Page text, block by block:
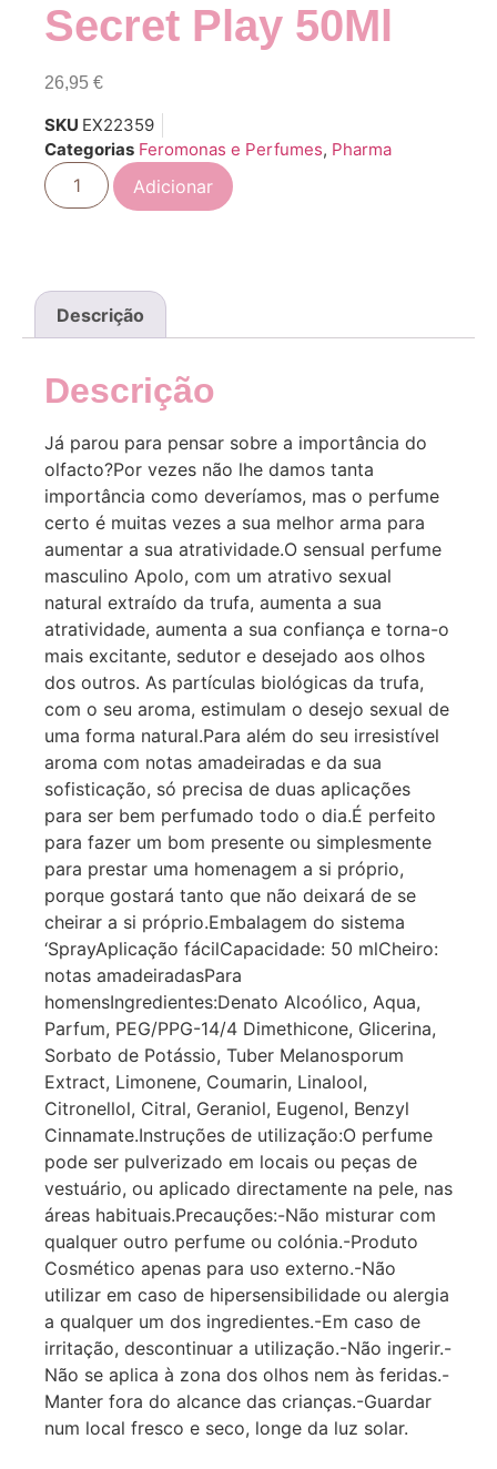
Secret Play 50Ml
26,95 €
SKU EX22359
Categorias Feromonas e Perfumes, Pharma
Adicionar
Descrição
Descrição
Já parou para pensar sobre a importância do
olfacto?Por vezes não lhe damos tanta
importância como deveríamos, mas o perfume
certo é muitas vezes a sua melhor arma para
aumentar a sua atratividade.O sensual perfume
masculino Apolo, com um atrativo sexual
natural extraído da trufa, aumenta a sua
atratividade, aumenta a sua confiança e torna-o
mais excitante, sedutor e desejado aos olhos
dos outros. As partículas biológicas da trufa,
com o seu aroma, estimulam o desejo sexual de
uma forma natural.Para além do seu irresistível
aroma com notas amadeiradas e da sua
sofisticação, só precisa de duas aplicações
para ser bem perfumado todo o dia.É perfeito
para fazer um bom presente ou simplesmente
para prestar uma homenagem a si próprio,
porque gostará tanto que não deixará de se
cheirar a si próprio.Embalagem do sistema
‘SprayAplicação fácilCapacidade: 50 mlCheiro:
notas amadeiradasPara
homensIngredientes:Denato Alcoólico, Aqua,
Parfum, PEG/PPG-14/4 Dimethicone, Glicerina,
Sorbato de Potássio, Tuber Melanosporum
Extract, Limonene, Coumarin, Linalool,
Citronellol, Citral, Geraniol, Eugenol, Benzyl
Cinnamate.Instruções de utilização:O perfume
pode ser pulverizado em locais ou peças de
vestuário, ou aplicado directamente na pele, nas
áreas habituais.Precauções:-Não misturar com
qualquer outro perfume ou colónia.-Produto
Cosmético apenas para uso externo.-Não
utilizar em caso de hipersensibilidade ou alergia
a qualquer um dos ingredientes.-Em caso de
irritação, descontinuar a utilização.-Não ingerir.-
Não se aplica à zona dos olhos nem às feridas.-
Manter fora do alcance das crianças.-Guardar
num local fresco e seco, longe da luz solar.